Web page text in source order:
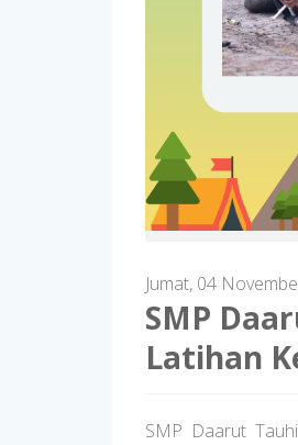
Jumat, 04
SMP
Latihan
SMP Daarut